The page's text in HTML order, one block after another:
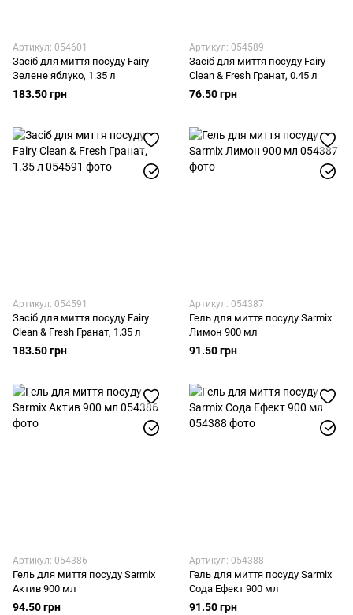
Артикул: 054601
Засіб для миття посуду Fairy
Зелене яблуко, 1.35 л
183.50 грн
Артикул: 054589
Засіб для миття посуду Fairy
Clean & Fresh Гранат, 0.45 л
76.50 грн
Артикул: 054591
Засіб для миття посуду Fairy
Clean & Fresh Гранат, 1.35 л
183.50 грн
Артикул: 054387
Гель для миття посуду Sarmix
Лимон 900 мл
91.50 грн
Артикул: 054386
Гель для миття посуду Sarmix
Актив 900 мл
94.50 грн
Артикул: 054388
Гель для миття посуду Sarmix
Сода Ефект 900 мл
91.50 грн